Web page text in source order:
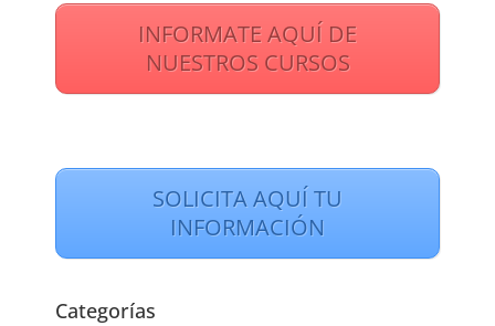
INFORMATE AQUÍ DE
NUESTROS CURSOS
SOLICITA AQUÍ TU
INFORMACIÓN
Categorías